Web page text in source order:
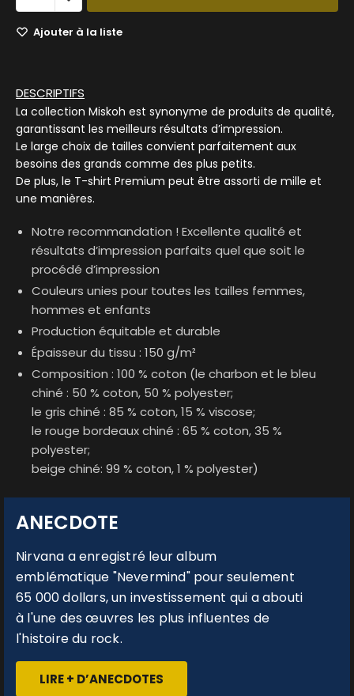
Ajouter à la liste
DESCRIPTIFS
La collection Miskoh est synonyme de produits de qualité,
garantissant les meilleurs résultats d’impression.
Le large choix de tailles convient parfaitement aux
besoins des grands comme des plus petits.
De plus, le T-shirt Premium peut être assorti de mille et
une manières.
Notre recommandation ! Excellente qualité et
résultats d’impression parfaits quel que soit le
procédé d’impression
Couleurs unies pour toutes les tailles femmes,
hommes et enfants
Production équitable et durable
Épaisseur du tissu : 150 g/m²
Composition : 100 % coton (le charbon et le bleu
chiné : 50 % coton, 50 % polyester;
le gris chiné : 85 % coton, 15 % viscose;
le rouge bordeaux chiné : 65 % coton, 35 %
polyester;
beige chiné: 99 % coton, 1 % polyester)
ANECDOTE
Nirvana a enregistré leur album
emblématique "Nevermind" pour seulement
65 000 dollars, un investissement qui a abouti
à l'une des œuvres les plus influentes de
l'histoire du rock.
LIRE + D’ANECDOTES